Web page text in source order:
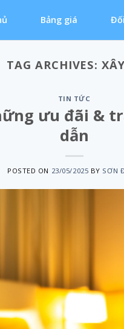
Bảng giá
TAG ARCHIVES:
TIN TỨC
ưu đãi &
dẫn
POSTED ON 23/05/2025 BY SƠN